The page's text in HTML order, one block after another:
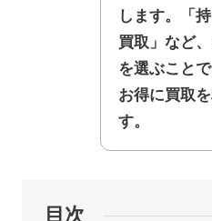
します。「
買取」など
を選ぶこと
お得に買取
す。
目次